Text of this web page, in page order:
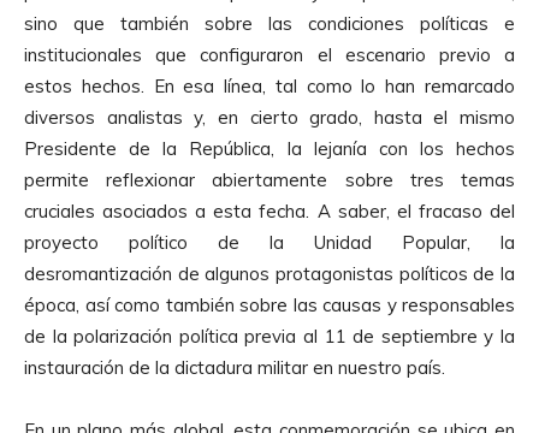
sino que también sobre las condiciones políticas e
institucionales que configuraron el escenario previo a
estos hechos. En esa línea, tal como lo han remarcado
diversos analistas y, en cierto grado, hasta el mismo
Presidente de la República, la lejanía con los hechos
permite reflexionar abiertamente sobre tres temas
cruciales asociados a esta fecha. A saber, el fracaso del
proyecto político de la Unidad Popular, la
desromantización de algunos protagonistas políticos de la
época, así como también sobre las causas y responsables
de la polarización política previa al 11 de septiembre y la
instauración de la dictadura militar en nuestro país.